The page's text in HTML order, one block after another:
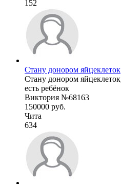
152
Стану донором яйцеклеток
Стану донором
есть ребёнок
Виктория №68163
150000 руб.
Чита
634